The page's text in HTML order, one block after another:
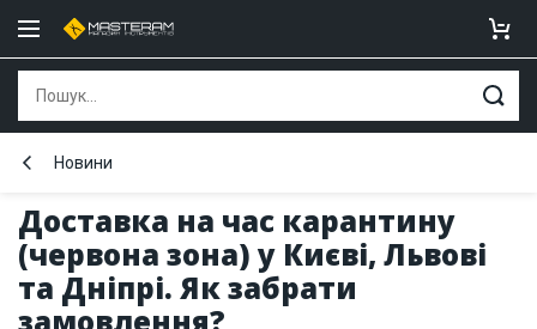
Доставка на час карантину
(червона зона) у Києві, Львові
та Дніпрі. Як забрати
Новини